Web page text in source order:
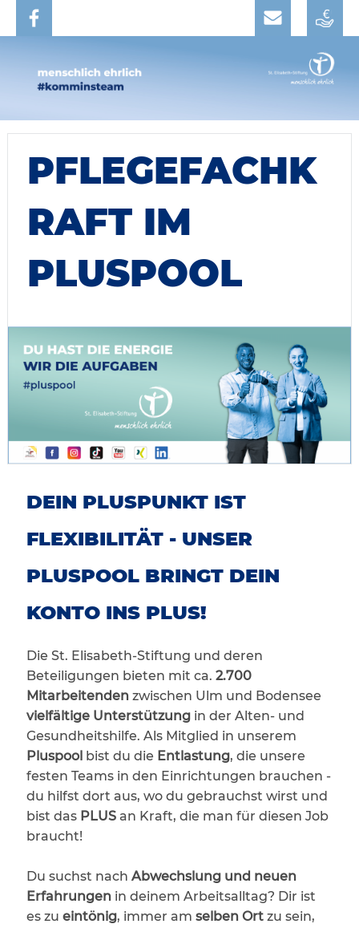
PFLEGEFACHK
RAFT IM
PLUSPOOL
DEIN PLUSPUNKT IST
FLEXIBILITÄT - UNSER
PLUSPOOL BRINGT DEIN
KONTO INS PLUS!
Die St. Elisabeth-Stiftung und deren
Beteiligungen bieten mit ca. 2.700
Mitarbeitendenzwischen Ulm und Bodensee
vielfältige Unterstützungin der Alten- und
Gesundheitshilfe. Als Mitglied in unserem
Pluspool bist du die Entlastung, die unsere
festen Teams in den Einrichtungen brauchen -
du hilfst dort aus, wo du gebrauchst wirst und
bist das PLUS an Kraft, die man für diesen Job
braucht!
Du suchst nach Abwechslung und neuen
Erfahrungen in deinem Arbeitsalltag? Dir ist
es zu eintönig, immer am selben Ortzu sein,